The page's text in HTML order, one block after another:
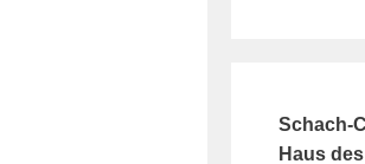
Schach-
Haus